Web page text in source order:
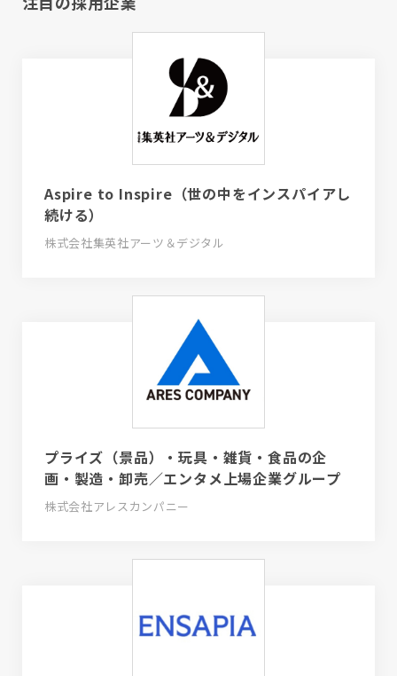
Aspire to Inspire（世の中をインスパイアし
続ける）
株式会社集英社アーツ＆デジタル
プライズ（景品）・玩具・雑貨・食品の企
画・製造・卸売／エンタメ上場企業グループ
株式会社アレスカンパニー